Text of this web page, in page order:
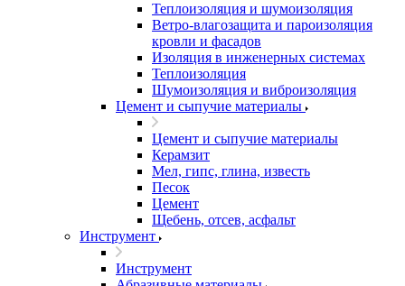
Теплоизоляция и шумоизоляция
Ветро-влагозащита и пароизоляция
кровли и фасадов
Изоляция в инженерных системах
Теплоизоляция
Шумоизоляция и виброизоляция
Цемент и сыпучие материалы
Цемент и сыпучие материалы
Керамзит
Мел, гипс, глина, известь
Песок
Цемент
Щебень, отсев, асфальт
Инструмент
Инструмент